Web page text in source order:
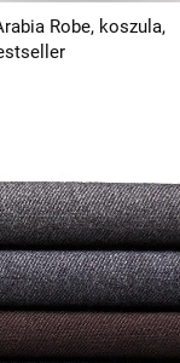
Robe, koszula,